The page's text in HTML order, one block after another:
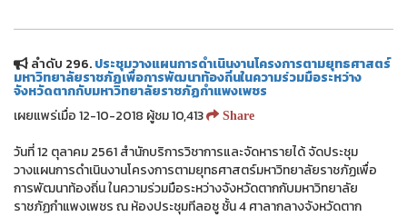
ลำดับ 296.ประชุมวางแผนการดำเนินงานโครงการตามยุทธศาสตร์
มหาวิทยาลัยราชภัฏเพื่อการพัฒนาท้องถิ่นในความร่วมมือระหว่าง
จังหวัดตากกับมหาวิทยาลัยราชภัฏกำแพงเพชร
เผยแพร่เมื่อ 12-10-2018 ผู้ชม 10,413
Share
วันที่ 12 ตุลาคม 2561 สำนักบริการวิชาการและจัดหารายได้ จัดประชุม
วางแผนการดำเนินงานโครงการตามยุทธศาสตร์มหาวิทยาลัยราชภัฏเพื่อ
การพัฒนาท้องถิ่น ในความร่วมมือระหว่างจังหวัดตากกับมหาวิทยาลัย
ราชภัฏกำแพงเพชร ณ ห้องประชุมทีลอซู ชั้น 4 ศาลากลางจังหวัดตาก